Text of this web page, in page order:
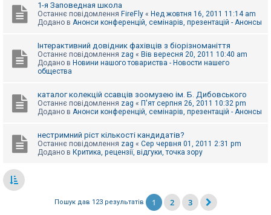
1-я Заповедная школа
Останнє повідомлення FireFly « Нед жовтня 16, 2011 11:14 am
Додано в Анонси конференцій, семінарів, презентацій - Анонсы
Інтерактивний довідник фахівців з біорізноманіття
Останнє повідомлення zag « Вів вересня 20, 2011 10:40 am
Додано в Новини нашого товариства - Новости нашего
общества
каталог колекцій ссавців зоомузею ім. Б. Дибовського
Останнє повідомлення zag « П'ят серпня 26, 2011 10:32 pm
Додано в Анонси конференцій, семінарів, презентацій - Анонсы
нестримний ріст кількості кандидатів?
Останнє повідомлення zag « Сер червня 01, 2011 2:31 pm
Додано в Критика, рецензії, відгуки, точка зору
Пошук дав 123 результатів 1 2 3